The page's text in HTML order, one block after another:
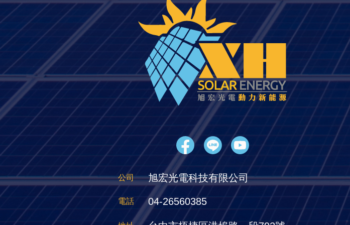
公司 旭宏光電科技有限公司
電話 04-26560385